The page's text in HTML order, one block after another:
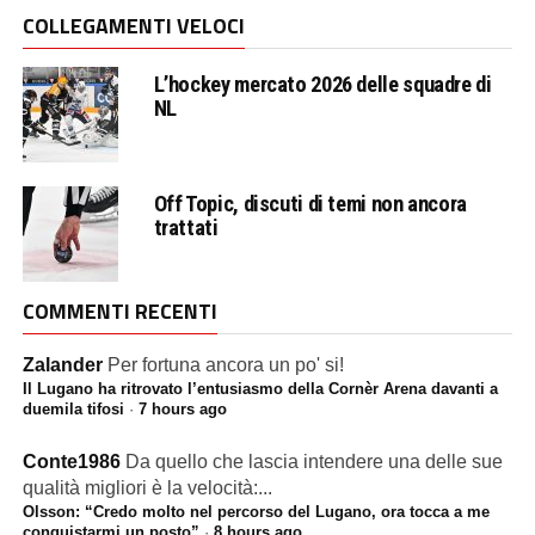
COLLEGAMENTI VELOCI
L’hockey mercato 2026 delle squadre di
NL
Off Topic, discuti di temi non ancora
trattati
COMMENTI RECENTI
Zalander Per fortuna ancora un po' si!
Il Lugano ha ritrovato l’entusiasmo della Cornèr Arena davanti a
duemila tifosi · 7 hours ago
Conte1986 Da quello che lascia intendere una delle sue
qualità migliori è la velocità:...
Olsson: “Credo molto nel percorso del Lugano, ora tocca a me